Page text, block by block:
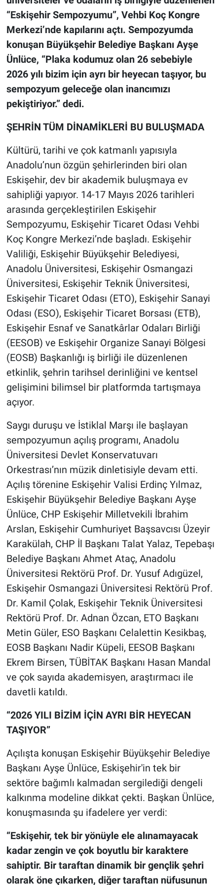
“Eskişehir Sempozyumu”, Vehbi Koç Kongre
Merkezi’nde kapılarını açtı. Sempozyumda
konuşan Büyükşehir Belediye Başkanı Ayşe
Ünlüce, “Plaka kodumuz olan 26 sebebiyle
2026 yılı bizim için ayrı bir heyecan taşıyor, bu
sempozyum geleceğe olan inancımızı
pekiştiriyor.” dedi.
ŞEHRİN TÜM DİNAMİKLERİ BU BULUŞMADA
Kültürü, tarihi ve çok katmanlı yapısıyla
Anadolu’nun özgün şehirlerinden biri olan
Eskişehir, dev bir akademik buluşmaya ev
sahipliği yapıyor. 14-17 Mayıs 2026 tarihleri
arasında gerçekleştirilen Eskişehir
Sempozyumu, Eskişehir Ticaret Odası Vehbi
Koç Kongre Merkezi’nde başladı. Eskişehir
Valiliği, Eskişehir Büyükşehir Belediyesi,
Anadolu Üniversitesi, Eskişehir Osmangazi
Üniversitesi, Eskişehir Teknik Üniversitesi,
Eskişehir Ticaret Odası (ETO), Eskişehir Sanayi
Odası (ESO), Eskişehir Ticaret Borsası (ETB),
Eskişehir Esnaf ve Sanatkârlar Odaları Birliği
(EESOB) ve Eskişehir Organize Sanayi Bölgesi
(EOSB) Başkanlığı iş birliği ile düzenlenen
etkinlik, şehrin tarihsel derinliğini ve kentsel
gelişimini bilimsel bir platformda tartışmaya
açıyor.
Saygı duruşu ve İstiklal Marşı ile başlayan
sempozyumun açılış programı, Anadolu
Üniversitesi Devlet Konservatuvarı
Orkestrası’nın müzik dinletisiyle devam etti.
Açılış törenine Eskişehir Valisi Erdinç Yılmaz,
Eskişehir Büyükşehir Belediye Başkanı Ayşe
Ünlüce, CHP Eskişehir Milletvekili İbrahim
Arslan, Eskişehir Cumhuriyet Başsavcısı Üzeyir
Karakülah, CHP İl Başkanı Talat Yalaz, Tepebaşı
Belediye Başkanı Ahmet Ataç, Anadolu
Üniversitesi Rektörü Prof. Dr. Yusuf Adıgüzel,
Eskişehir Osmangazi Üniversitesi Rektörü Prof.
Dr. Kamil Çolak, Eskişehir Teknik Üniversitesi
Rektörü Prof. Dr. Adnan Özcan, ETO Başkanı
Metin Güler, ESO Başkanı Celalettin Kesikbaş,
EOSB Başkanı Nadir Küpeli, EESOB Başkanı
Ekrem Birsen, TÜBİTAK Başkanı Hasan Mandal
ve çok sayıda akademisyen, araştırmacı ile
davetli katıldı.
“2026 YILI BİZİM İÇİN AYRI BİR HEYECAN
TAŞIYOR”
Açılışta konuşan Eskişehir Büyükşehir Belediye
Başkanı Ayşe Ünlüce, Eskişehir'in tek bir
sektöre bağımlı kalmadan sergilediği dengeli
kalkınma modeline dikkat çekti. Başkan Ünlüce,
konuşmasında şu ifadelere yer verdi:
“Eskişehir, tek bir yönüyle ele alınamayacak
kadar zengin ve çok boyutlu bir karaktere
sahiptir. Bir taraftan dinamik bir gençlik şehri
olarak öne çıkarken, diğer taraftan nüfusunun